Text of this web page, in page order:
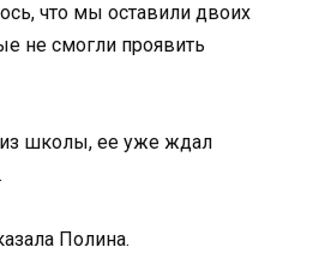
что мы оставили двоих
не смогли проявить
школы, ее уже ждал
Полина.